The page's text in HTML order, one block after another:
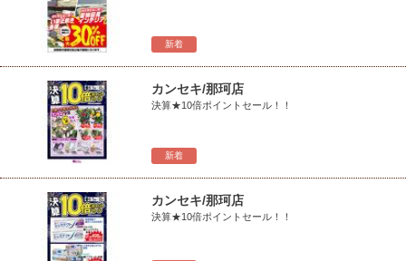
新着
新着
カンセキ/那珂店
決算★10倍ポイントセール！！
カンセキ/那珂店
決算★10倍ポイントセール！！